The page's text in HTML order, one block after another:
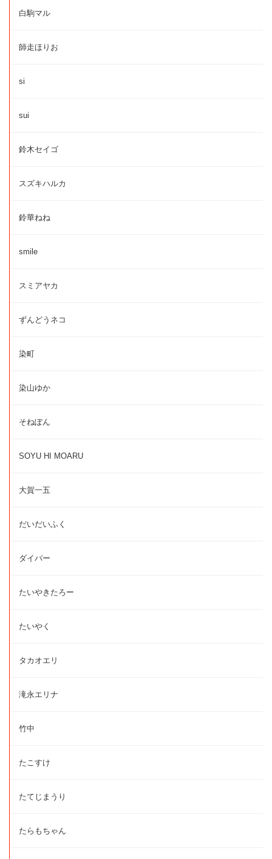
白駒マル
師走ほりお
si
sui
鈴木セイゴ
スズキハルカ
鈴華ねね
smile
スミアヤカ
ずんどうネコ
染町
染山ゆか
そねぽん
SOYU HI MOARU
大賀一五
だいだいふく
ダイバー
たいやきたろー
たいやく
タカオエリ
滝永エリナ
竹中
たこすけ
たてじまうり
たらもちゃん